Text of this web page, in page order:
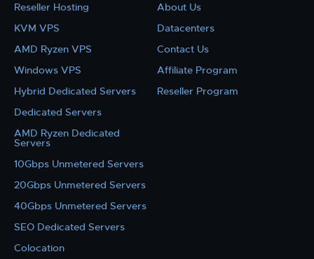
Reseller Hosting
KVM VPS
AMD Ryzen VPS
Windows VPS
Hybrid Dedicated Servers
Dedicated Servers
AMD Ryzen Dedicated
Servers
10Gbps Unmetered Servers
20Gbps Unmetered Servers
40Gbps Unmetered Servers
SEO Dedicated Servers
Colocation
About Us
Datacenters
Contact Us
Affiliate Program
Reseller Program